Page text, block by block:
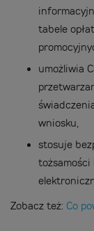
tabele
umożliwia
wniosku,
stosuje
Zobacz też: Co